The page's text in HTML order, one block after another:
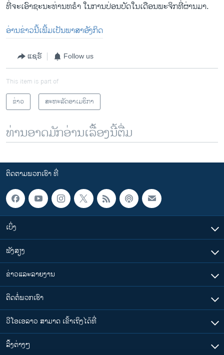
ທີ່​ຈະ​ເອົາຊະນະ​ທ່ານທຣໍາ ​ໃນ​ການ​ປ່ອນ​ບັດໃນ​ເດືອນພະຈິກ​ທີ່​ຜ່ານມາ.
ອ່ານຂ່າວນີ້ເພີ້ມເປັນພາສາອັງກິດ
ແຊຣ໌ Follow us
This item is part of
ຂ່າວ
ສະຫະລັດອາເມຣິກາ
ທ່ານອາດມັກອ່ານເລື້ອງນີ້ຕື່ມ
ຕິດຕາມພວກເຮົາ ທີ່
ເບິ່ງ
ຟັງສຽງ
ຂ່າວແລະລາຍງານ
ຕິດຕໍ່ພວກເຮົາ
ວີໂອເອລາວ ສາມາດ ເຂົ້າເຖິງໄດ້ທີ່
​ລິ້ງ​ຕ່າງໆ